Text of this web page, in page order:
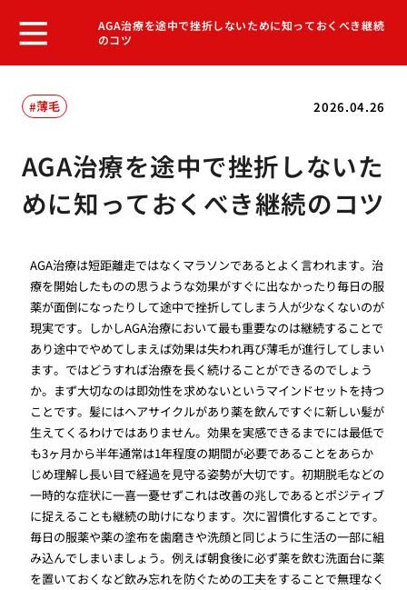
AGA治療を途中で挫折しないために知っておくべき継続
のコツ
2026.04.26
薄毛
AGA治療を途中で挫折しないた
めに知っておくべき継続のコツ
AGA治療は短距離走ではなくマラソンであるとよく言われます。治
療を開始したものの思うような効果がすぐに出なかったり毎日の服
薬が面倒になったりして途中で挫折してしまう人が少なくないのが
現実です。しかしAGA治療において最も重要なのは継続することで
あり途中でやめてしまえば効果は失われ再び薄毛が進行してしまい
ます。ではどうすれば治療を長く続けることができるのでしょう
か。まず大切なのは即効性を求めないというマインドセットを持つ
ことです。髪にはヘアサイクルがあり薬を飲んですぐに新しい髪が
生えてくるわけではありません。効果を実感できるまでには最低で
も3ヶ月から半年通常は1年程度の期間が必要であることをあらか
じめ理解し長い目で経過を見守る姿勢が大切です。初期脱毛などの
一時的な症状に一喜一憂せずこれは改善の兆しであるとポジティブ
に捉えることも継続の助けになります。次に習慣化することです。
毎日の服薬や薬の塗布を歯磨きや洗顔と同じように生活の一部に組
み込んでしまいましょう。例えば朝食後に必ず薬を飲む洗面台に薬
を置いておくなど飲み忘れを防ぐための工夫をすることで無理なく